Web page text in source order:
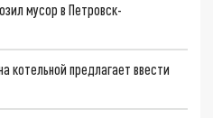
мусор в Петровск-
котельной предлагает ввести